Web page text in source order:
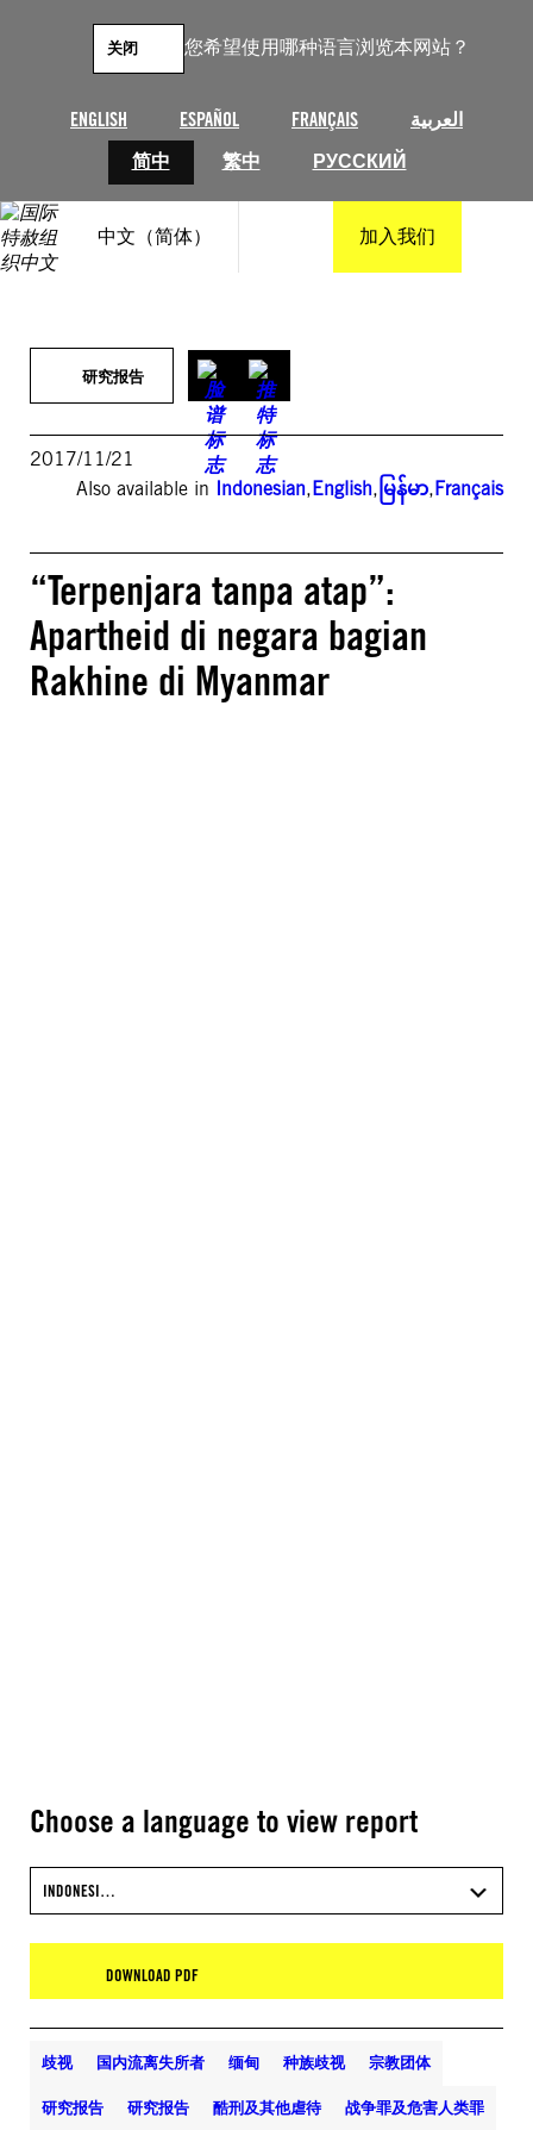
您希望使用哪种语言浏览本网站？
ENGLISH ESPAÑOL FRANÇAIS
العربية
简中
繁中 РУССКИЙ
关闭
中文（简体） 加入我们
研究报告
2017/11/21
Also available in Indonesian,English, မြန်မာ,Français
“Terpenjara tanpa atap”:
Apartheid di negara bagian
Rakhine di Myanmar
Choose a language to view report
INDONESI…
DOWNLOAD PDF
歧视 国内流离失所者 缅甸 种族歧视 宗教团体
研究报告 研究报告 酷刑及其他虐待 战争罪及危害人类罪